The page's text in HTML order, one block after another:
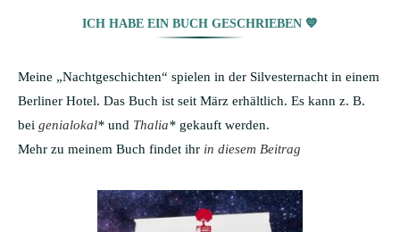
ICH HABE EIN BUCH GESCHRIEBEN 💙
Meine „Nachtgeschichten“ spielen in der Silvesternacht in einem
Berliner Hotel. Das Buch ist seit März erhältlich. Es kann z. B.
bei genialokal* und Thalia* gekauft werden.
Mehr zu meinem Buch findet ihr in diesem Beitrag